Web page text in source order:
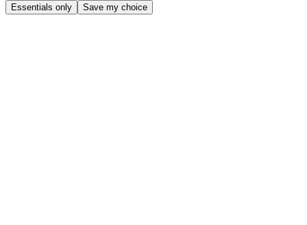
Essentials only Save my choice